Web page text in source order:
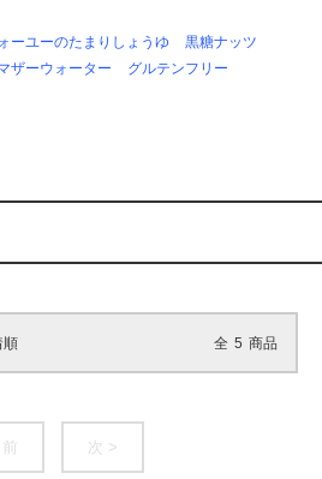
ーユーのたまりしょうゆ
黒糖ナッツ
ザーウォーター グルテンフリー
順 全 5 商品
次 >